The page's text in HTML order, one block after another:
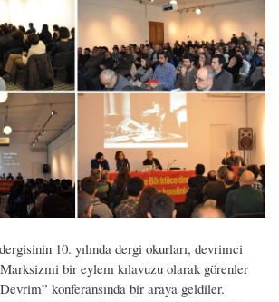
dergisinin 10. yılında dergi okurları, devrimci
bir eylem kılavuzu olarak görenler
konferansında bir araya geldiler.